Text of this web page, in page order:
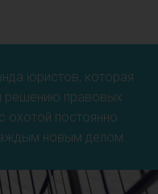
юристов, которая
решению правовых
охотой постоянно
новым делом.